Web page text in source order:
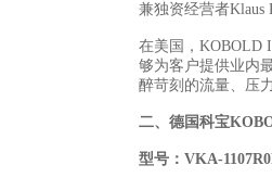
兼独资经营者Klaus
在美国，KOBOLD
够为客户提供业内
醉苛刻 的流量、压
二、 德国科宝
型号： VKA-